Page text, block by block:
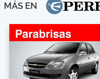
MÁS EN